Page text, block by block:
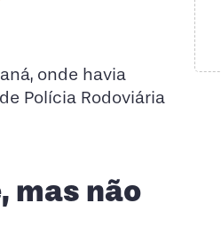
onde havia
Polícia Rodoviária
mas não